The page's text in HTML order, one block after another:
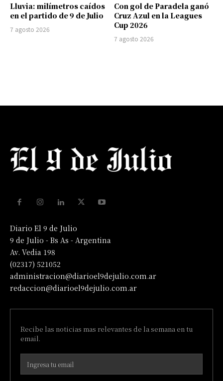
Lluvia: milímetros caídos
en el partido de 9 de Julio
7 agosto 2026
Con gol de Paradela ganó
Cruz Azul en la Leagues
Cup 2026
7 agosto 2026
Diario El 9 de Julio
9 de Julio - Bs As - Argentina
Av. Vedia 198
(02317) 521052
administracion@diarioel9dejulio.com.ar
redaccion@diarioel9dejulio.com.ar
Recibe las noticias mas relevantes de la semana en tu
email.